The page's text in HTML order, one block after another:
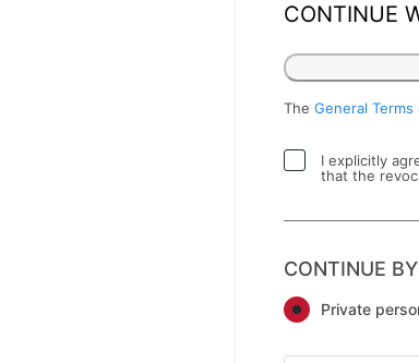
CONTINUE
The General
I explicitly
that the
CONTINUE
Private